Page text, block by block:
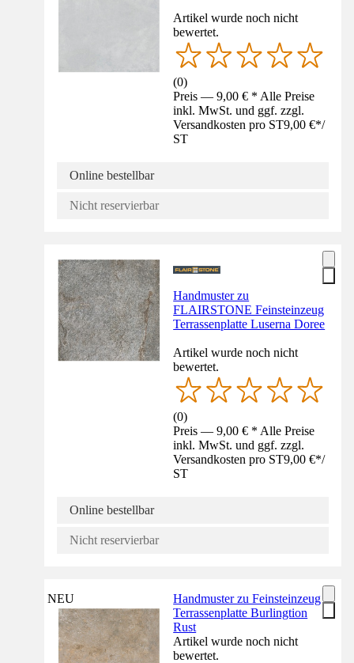
Artikel wurde noch nicht
bewertet.
(0)
Preis — 9,00 € * Alle Preise
inkl. MwSt. und ggf. zzgl.
Versandkosten pro ST9,00 €*/
ST
Online bestellbar
Nicht reservierbar
Handmuster zu
FLAIRSTONE Feinsteinzeug
Terrassenplatte Luserna Doree
Artikel wurde noch nicht
bewertet.
(0)
Preis — 9,00 € * Alle Preise
inkl. MwSt. und ggf. zzgl.
Versandkosten pro ST9,00 €*/
ST
Online bestellbar
Nicht reservierbar
NEU
Handmuster zu Feinsteinzeug
Terrassenplatte Burlingtion
Rust
Artikel wurde noch nicht
bewertet.